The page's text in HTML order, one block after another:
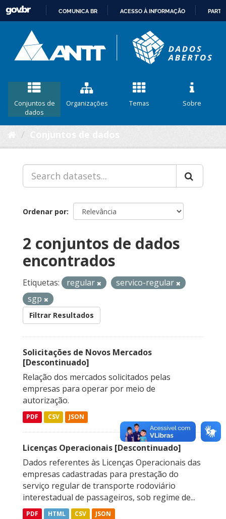
CONTEÚDO
COMUNICA BR ACESSO À INFORMAÇÃO
Conjuntos de
dados
Organizações Temas Sobre
Ordenar por
2 conjuntos de dados
encontrados
Etiquetas: regular
servico-regular
sgp
Filtrar Resultados
Solicitações de Novos Mercados
[Descontinuado]
Relação dos mercados solicitados pelas
empresas para operar por meio de
autorização.
PDF CSV JSON
Licenças Operacionais [Descontinuado]
Dados referentes às Licenças Operacionais das
empresas cadastradas para prestação do
serviço regular de transporte rodoviário
interestadual de passageiros, sob regime de...
PDF HTML CSV JSON